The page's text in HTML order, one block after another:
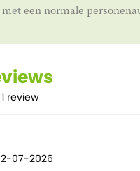
een normale
1 review
07-2026